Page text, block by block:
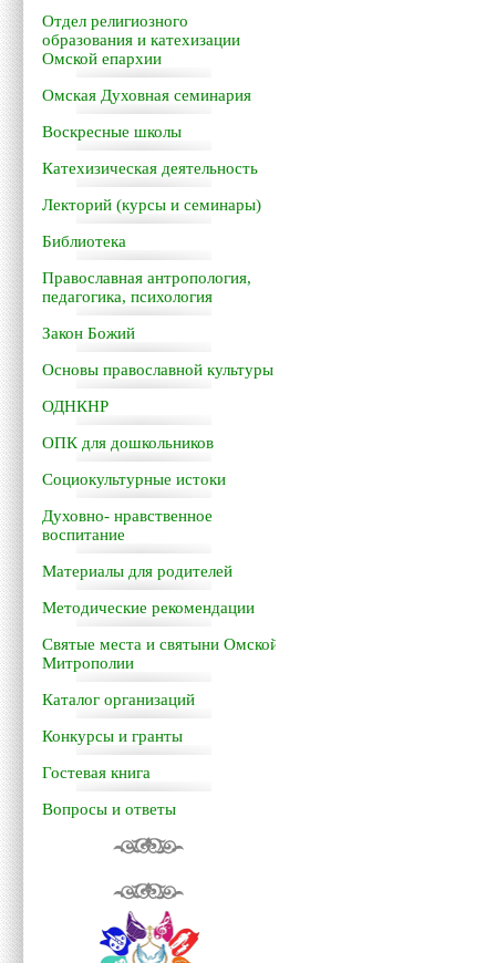
Отдел религиозного
образования и катехизации
Омской епархии
Омская Духовная семинария
Воскресные школы
Катехизическая деятельность
Лекторий (курсы и семинары)
Библиотека
Православная антропология,
педагогика, психология
Закон Божий
Основы православной культуры
ОДНКНР
ОПК для дошкольников
Социокультурные истоки
Духовно- нравственное
воспитание
Материалы для родителей
Методические рекомендации
Святые места и святыни Омской
Митрополии
Каталог организаций
Конкурсы и гранты
Гостевая книга
Вопросы и ответы